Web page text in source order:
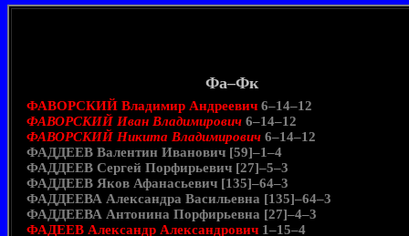
Фа–Фк
ФАВОРСКИЙ Владимир Андреевич 6–14–12
ФАВОРСКИЙ Иван Владимирович 6–14–12
ФАВОРСКИЙ Никита Владимирович 6–14–12
ФАДДЕЕВ Валентин Иванович [59]–1–4
ФАДДЕЕВ Сергей Порфирьевич [27]–5–3
ФАДДЕЕВ Яков Афанасьевич [135]–64–3
ФАДДЕЕВА Александра Васильевна [135]–64–3
ФАДДЕЕВА Антонина Порфирьевна [27]–4–3
ФАДЕЕВ Александр Александрович 1–15–4